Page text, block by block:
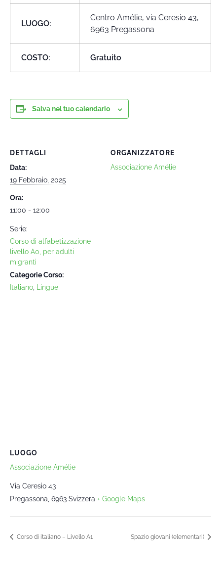
LUOGO:
Centro Amélie, via Ceresio 43,
6963 Pregassona
COSTO: Gratuito
Salva nel tuo calendario
DETTAGLI
Data:
19 Febbraio, 2025
Ora:
11:00 - 12:00
Serie:
Corso di alfabetizzazione
livello A0, per adulti
migranti
Categorie Corso:
Italiano
Lingue
ORGANIZZATORE
Associazione Amélie
LUOGO
Associazione Amélie
Via Ceresio 43
Pregassona 6963 Svizzera + Google Maps
Corso di italiano – Livello A1 Spazio giovani (elementari)